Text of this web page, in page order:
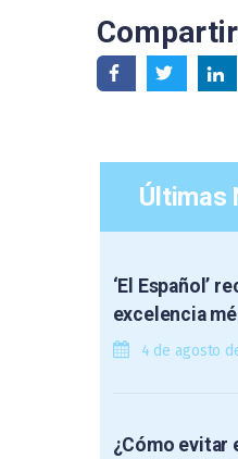
Últimas
‘El Español’
excelencia
4 de agosto
¿Cómo evitar